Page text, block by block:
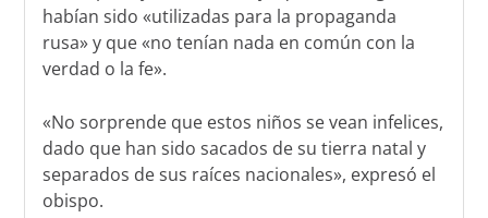
habían sido «utilizadas para la propaganda
rusa» y que «no tenían nada en común con la
verdad o la fe».
«No sorprende que estos niños se vean infelices,
dado que han sido sacados de su tierra natal y
separados de sus raíces nacionales», expresó el
obispo.